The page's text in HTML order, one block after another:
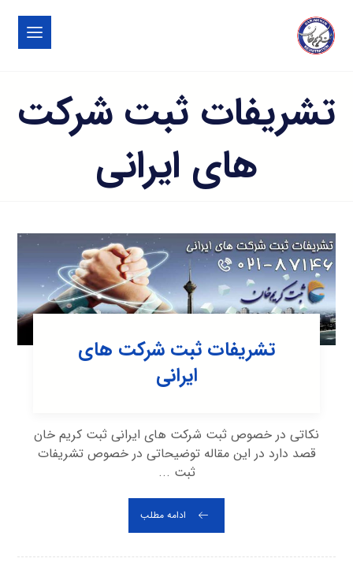
تشریفات ثبت شرکت
های ایرانی
تشریفات ثبت شرکت های
ایرانی
نکاتی در خصوص ثبت شرکت های ایرانی ثبت کریم خان
قصد دارد در این مقاله توضیحاتی در خصوص تشریفات
ثبت ...
ادامه مطلب